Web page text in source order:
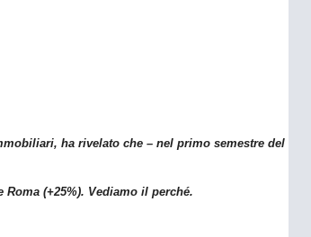
ha rivelato che – nel primo semestre del
(+25%). Vediamo il perché.